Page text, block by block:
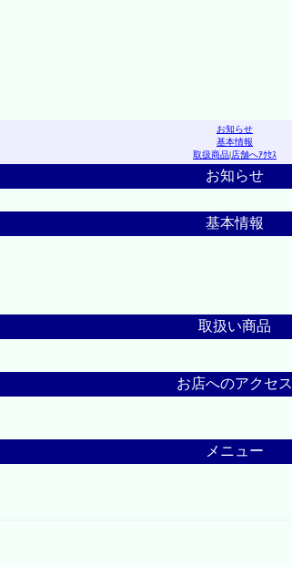
お知らせ
基本情報
取扱商品|店舗へｱｸｾｽ
お知らせ
基本情報
取扱い商品
お店へのアクセス
メニュー